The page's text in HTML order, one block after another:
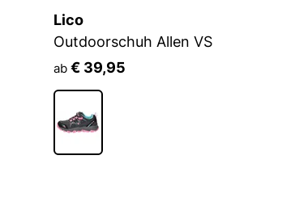
Lico
Outdoorschuh Allen VS
ab € 39,95